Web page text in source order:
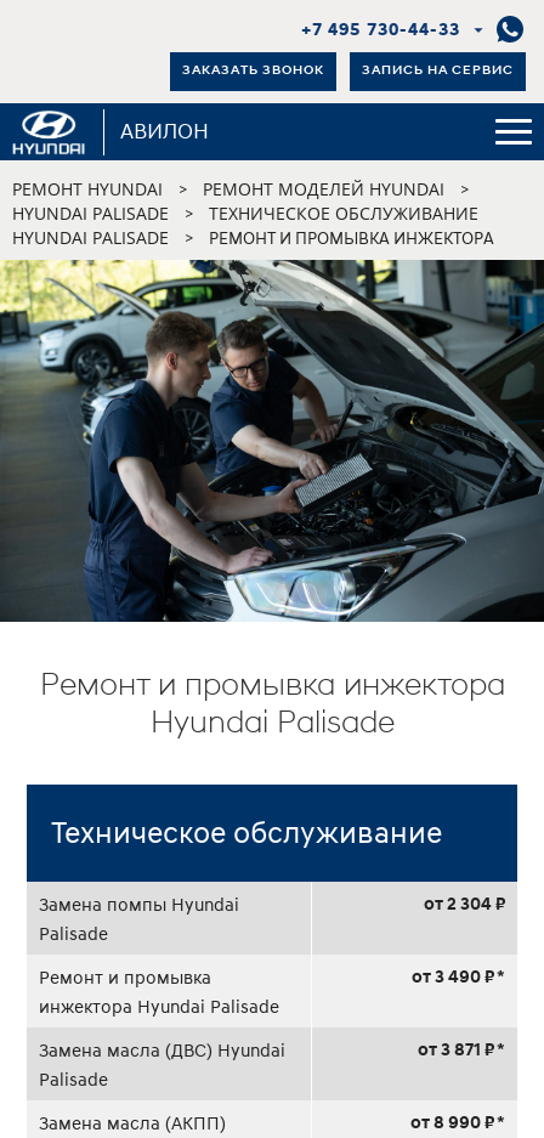
+7 495 730-44-33
ЗАКАЗАТЬ ЗВОНОК ЗАПИСЬ НА СЕРВИС
АВИЛОН
РЕМОНТ HYUNDAI > РЕМОНТ МОДЕЛЕЙ HYUNDAI >
HYUNDAI PALISADE >
ТЕХНИЧЕСКОЕ ОБСЛУЖИВАНИЕ
HYUNDAI PALISADE
> РЕМОНТ И ПРОМЫВКА ИНЖЕКТОРА
Ремонт и промывка инжектора
Hyundai Palisade
Техническое обслуживание
Замена помпы Hyundai
Palisade
от 2 304 ₽
Ремонт и промывка
инжектора Hyundai Palisade
от 3 490 ₽ *
Замена масла (ДВС) Hyundai
Palisade
от 3 871 ₽ *
Замена масла (АКПП)
от 8 990 ₽ *